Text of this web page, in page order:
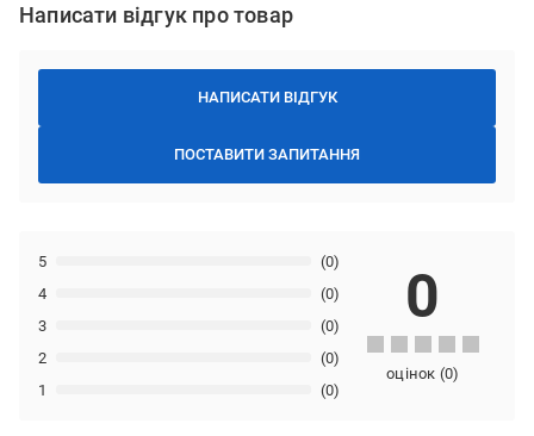
Написати відгук про товар
НАПИСАТИ ВІДГУК
ПОСТАВИТИ ЗАПИТАННЯ
1 (0)
2 (0)
3 (0)
4 (0)
5 (0)
0
оцінок (0)